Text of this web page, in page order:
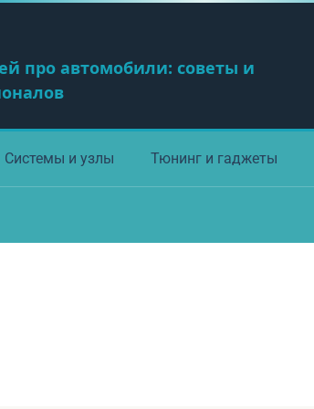
про автомобили: советы и
Системы и узлы Тюнинг и гаджеты